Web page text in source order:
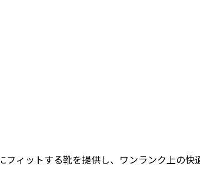
ィットする靴を提供し、ワンランク上の快